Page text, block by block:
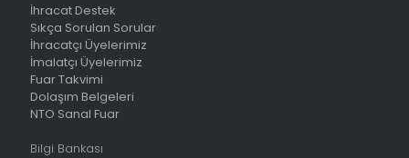
İhracat Destek
Sıkça Sorulan Sorular
İhracatçı Üyelerimiz
İmalatçı Üyelerimiz
Fuar Takvimi
Dolaşım Belgeleri
NTO Sanal Fuar
Bilgi Bankası